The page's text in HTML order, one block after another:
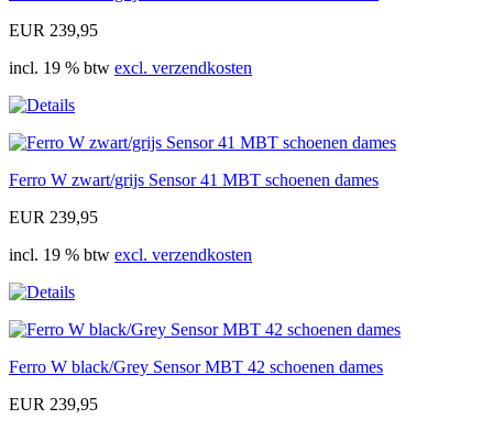
EUR 239,95
incl. 19 % btw excl. verzendkosten
Ferro W zwart/grijs Sensor 41 MBT schoenen dames
EUR 239,95
incl. 19 % btw excl. verzendkosten
Ferro W black/Grey Sensor MBT 42 schoenen dames
EUR 239,95